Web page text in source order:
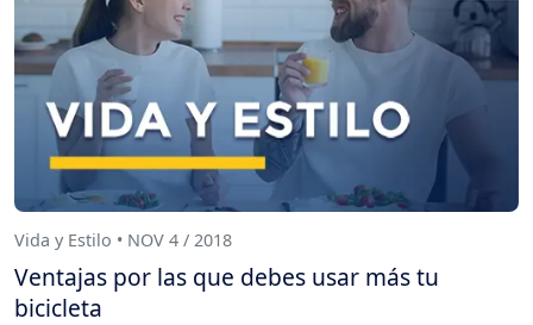
Vida y Estilo • NOV 4 / 2018
Ventajas por las que debes usar más tu
bicicleta